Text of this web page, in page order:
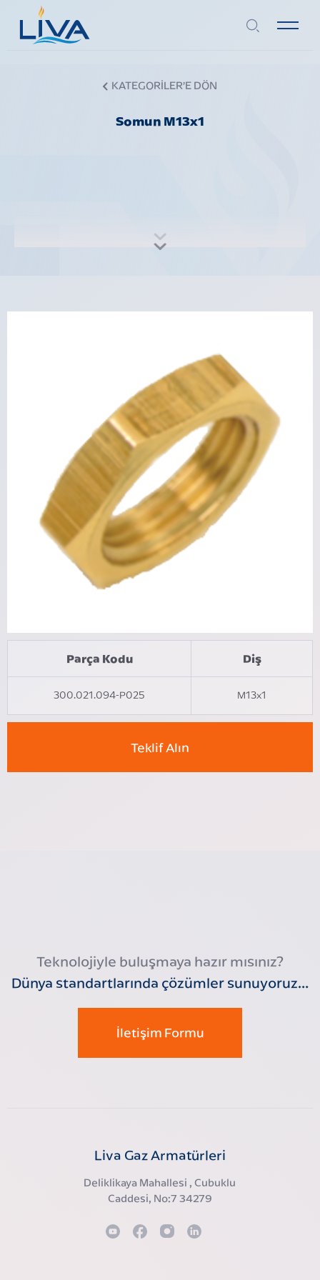
KATEGORİLER’E DÖN
Somun M13x1
Parça Kodu Diş
300.021.094-P025 M13x1
Teklif Alın
Teknolojiyle buluşmaya hazır mısınız?
Dünya standartlarında çözümler sunuyoruz…
İletişim Formu
Liva Gaz Armatürleri
Deliklikaya Mahallesi , Cubuklu
Caddesi, No:7 34279